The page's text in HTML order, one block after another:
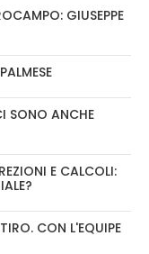
GIUSEPPE
SONO ANCHE
E CALCOLI:
CON L'EQUIPE